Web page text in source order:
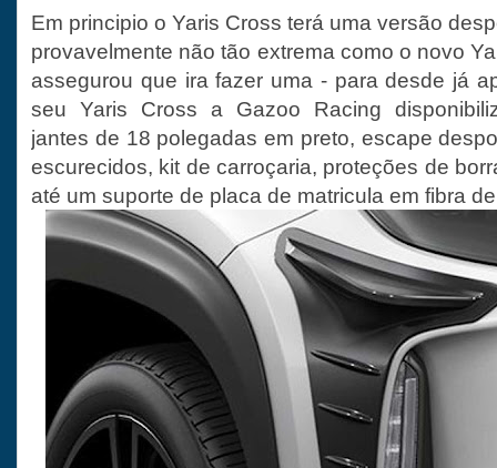
Em principio o Yaris Cross terá uma versão
provavelmente não tão extrema como o novo
assegurou que ira fazer uma - para desde já
seu Yaris Cross a Gazoo Racing
jantes de 18 polegadas em preto, escape
escurecidos, kit de carroçaria, proteções de
até um suporte de placa de matricula em fibra